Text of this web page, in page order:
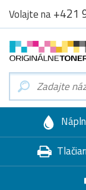
Volajte na+421